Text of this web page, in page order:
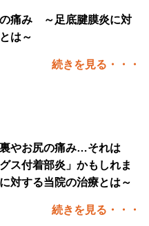
痛み ～足底腱膜炎に対
は～
続きを見る・・・
やお尻の痛み…それは
ス付着部炎」かもしれま
対する当院の治療とは～
続きを見る・・・